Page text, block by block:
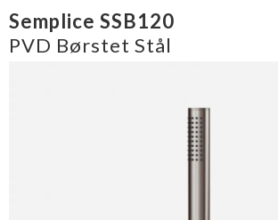
Semplice SSB120
PVD Børstet Stål